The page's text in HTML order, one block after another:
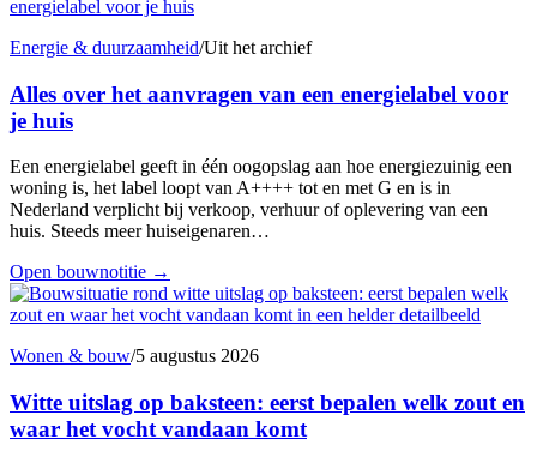
Energie & duurzaamheid/Uit het archief
Alles over het aanvragen van een energielabel voor
je huis
Een energielabel geeft in één oogopslag aan hoe energiezuinig een
woning is, het label loopt van A++++ tot en met G en is in
Nederland verplicht bij verkoop, verhuur of oplevering van een
huis. Steeds meer huiseigenaren…
Open bouwnotitie →
Wonen & bouw/5 augustus 2026
Witte uitslag op baksteen: eerst bepalen welk zout en
waar het vocht vandaan komt